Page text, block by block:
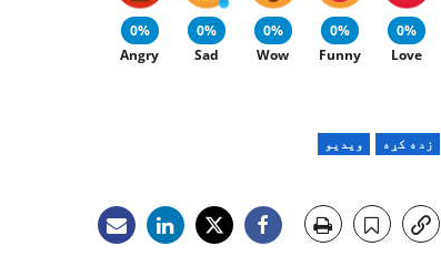
0%
Love
0%
Funny
0%
Wow
0%
Sad
0%
Angry
زده کړه ویدیو